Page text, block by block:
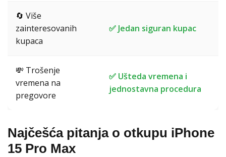
🔄 Više
zainteresovanih
kupaca
✅ Jedan siguran kupac
💸 Trošenje
vremena na
pregovore
✅ Ušteda vremena i
jednostavna procedura
Najčešća pitanja o otkupu iPhone
15 Pro Max